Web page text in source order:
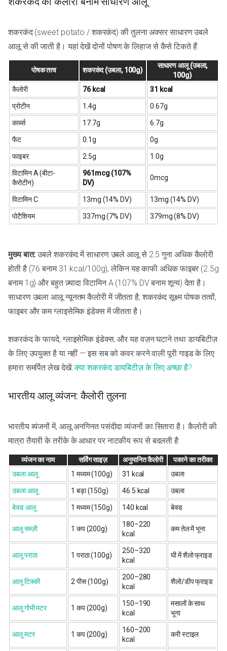
शकरकंद (sweet potato / शकरकंद) की तुलना अक्सर साधारण उबले
आलू से की जाती है। यहां देखें दोनों पोषण के लिहाज से कैसे टिकते हैं:
पोषक तत्व शकरकंद (उबला, 100g)
साधारण आलू (उबला,
100g)
कैलोरी
76 kcal 31 kcal
प्रोटीन 1.4g 0.67g
कार्ब्स 17.7g 6.7g
फैट 0.1g 0g
फाइबर 2.5g 1.0g
विटामिन A (बीटा-
कैरोटीन)
961mcg (107%
DV)
0mcg
विटामिन C 13mg (14% DV) 13mg (14% DV)
पोटैशियम 337mg (7% DV) 379mg (8% DV)
मुख्य बात: उबले शकरकंद में साधारण उबले आलू से 2.5 गुना अधिक कैलोरी
होती है (76 बनाम 31 kcal/100g), लेकिन यह काफी अधिक फाइबर (2.5g
बनाम 1g) और बहुत ज़्यादा विटामिन A (107% DV बनाम शून्य) देता है।
साधारण उबला आलू न्यूनतम कैलोरी में जीतता है; शकरकंद सूक्ष्म पोषक तत्वों,
फाइबर और कम ग्लाइसेमिक इंडेक्स में जीतता है।
शकरकंद के फायदे, ग्लाइसेमिक इंडेक्स, और यह वज़न घटाने तथा डायबिटीज़
के लिए उपयुक्त है या नहीं — इस सब को कवर करने वाली पूरी गाइड के लिए
हमारा समर्पित लेख देखें:क्या शकरकंद डायबिटीज़ के लिए अच्छा है?
भारतीय आलू व्यंजन: कैलोरी तुलना
भारतीय व्यंजनों में, आलू अनगिनत पसंदीदा व्यंजनों का सितारा है। कैलोरी की
मात्रा तैयारी के तरीके के आधार पर नाटकीय रूप से बदलती है:
व्यंजन का नाम सर्विंग साइज़ अनुमानित कैलोरी
पकाने का तरीका
उबला आलू
1 मध्यम (100g) 31 kcal उबला
उबला आलू 1 बड़ा (150g) 46.5 kcal उबला
बेक्ड आलू 1 मध्यम (150g) 140 kcal बेक्ड
आलू सब्ज़ी 1 कप (200g)
180–220
kcal
कम तेल में भूना
आलू पराठा 1 पराठा (100g)
250–320
kcal
घी में शैलो फ्राइड
आलू टिक्की 2 पीस (100g)
200–280
kcal
शैलो/डीप फ्राइड
आलू गोभी मटर 1 कप (200g)
150–190
kcal
मसालों के साथ
भूना
आलू मटर 1 कप (200g)
160–200
kcal
करी स्टाइल